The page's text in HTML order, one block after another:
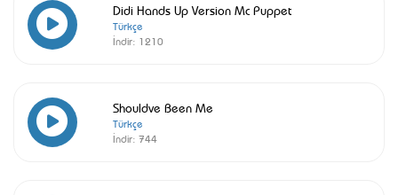
Didi Hands Up Version Mc Puppet
Türkçe
İndir: 1210
Shouldve Been Me
Türkçe
İndir: 744